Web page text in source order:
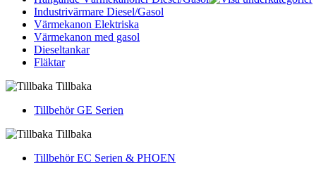
Industrivärmare Diesel/Gasol
Värmekanon Elektriska
Värmekanon med gasol
Dieseltankar
Fläktar
Tillbaka
Tillbehör GE Serien
Tillbaka
Tillbehör EC Serien & PHOEN